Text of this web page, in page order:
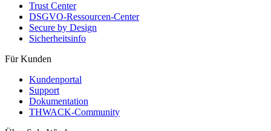
Trust Center
DSGVO-Ressourcen-Center
Secure by Design
Sicherheitsinfo
Für Kunden
Kundenportal
Support
Dokumentation
THWACK-Community